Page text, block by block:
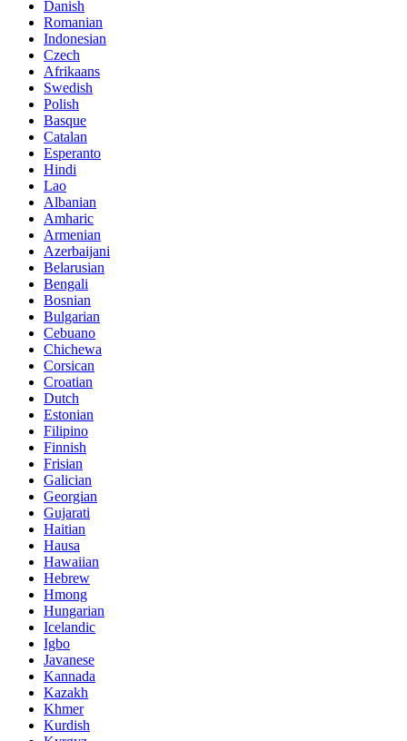
Danish
Romanian
Indonesian
Czech
Afrikaans
Swedish
Polish
Basque
Catalan
Esperanto
Hindi
Lao
Albanian
Amharic
Armenian
Azerbaijani
Belarusian
Bengali
Bosnian
Bulgarian
Cebuano
Chichewa
Corsican
Croatian
Dutch
Estonian
Filipino
Finnish
Frisian
Galician
Georgian
Gujarati
Haitian
Hausa
Hawaiian
Hebrew
Hmong
Hungarian
Icelandic
Igbo
Javanese
Kannada
Kazakh
Khmer
Kurdish